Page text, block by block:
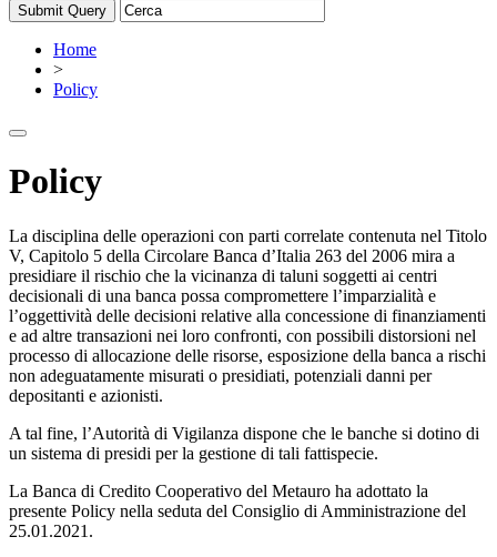
Home
>
Policy
Policy
La disciplina delle operazioni con parti correlate contenuta nel Titolo
V, Capitolo 5 della Circolare Banca d’Italia 263 del 2006 mira a
presidiare il rischio che la vicinanza di taluni soggetti ai centri
decisionali di una banca possa compromettere l’imparzialità e
l’oggettività delle decisioni relative alla concessione di finanziamenti
e ad altre transazioni nei loro confronti, con possibili distorsioni nel
processo di allocazione delle risorse, esposizione della banca a rischi
non adeguatamente misurati o presidiati, potenziali danni per
depositanti e azionisti.
A tal fine, l’Autorità di Vigilanza dispone che le banche si dotino di
un sistema di presidi per la gestione di tali fattispecie.
La Banca di Credito Cooperativo del Metauro ha adottato la
presente Policy nella seduta del Consiglio di Amministrazione del
25.01.2021.